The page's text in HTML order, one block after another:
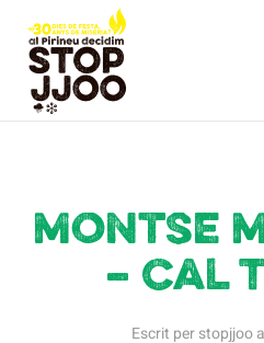
Montse
– Cal
Escrit perstopjjoo